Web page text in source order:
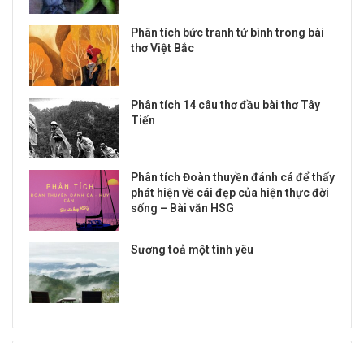
Phân tích bức tranh tứ bình trong bài
thơ Việt Bắc
Phân tích 14 câu thơ đầu bài thơ Tây
Tiến
Phân tích Đoàn thuyền đánh cá để thấy
phát hiện về cái đẹp của hiện thực đời
sống – Bài văn HSG
Sương toả một tình yêu